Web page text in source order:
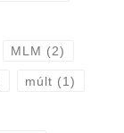
MLM (2)
múlt (1)